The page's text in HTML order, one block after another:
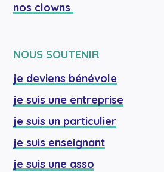
nos clowns
NOUS SOUTENIR
je deviens bénévole
je suis une entreprise
je suis un particulier
je suis enseignant
je suis une asso